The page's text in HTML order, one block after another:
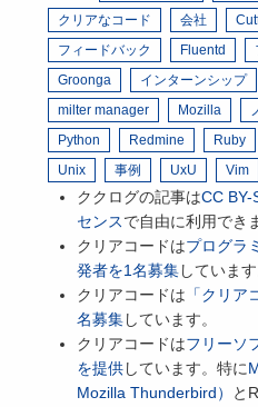
クリアなコード
会社
フィードバック
Fluentd
Groonga
インターンシップ
milter manager
Mozilla
Python
Redmine Ruby
Unix
事例 UxU Vim
ククログの記事はCC BY-
センスで自由に利用でき
クリアコードはプログラ
発者を1名募集しています
クリアコードは 「クリア
名募集しています。
クリアコードはフリーソ
を提供しています。特に
Mozilla Thunderbird）
と